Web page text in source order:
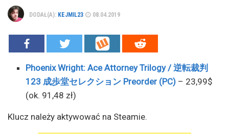
DODAŁ(A): KEJMIL23 08.04.2019
Phoenix Wright: Ace Attorney Trilogy / 逆転裁判
123 成歩堂セレクション Preorder (PC) – 23,99$
(ok. 91,48 zł)
Klucz należy aktywować na Steamie.